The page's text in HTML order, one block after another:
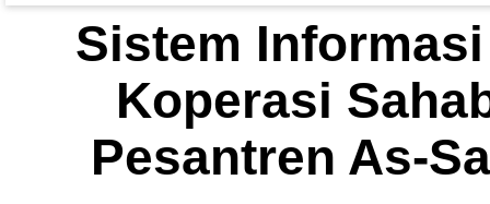
Sistem
Koperasi
Pesantren As-